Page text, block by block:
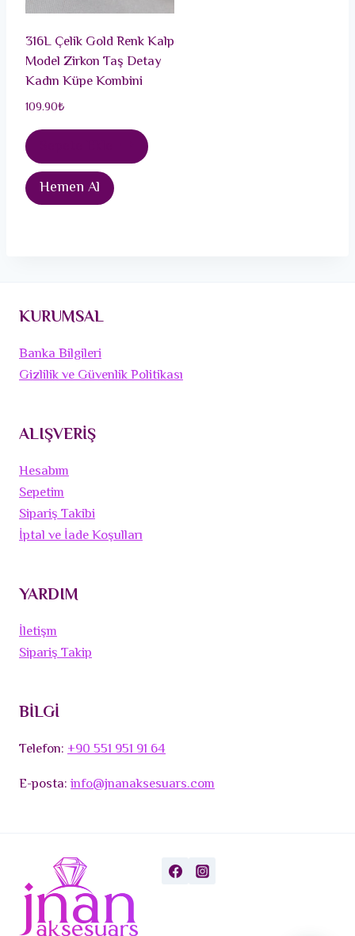
316L Çelik Gold Renk Kalp
Model Zirkon Taş Detay
Kadın Küpe Kombini
109.90₺
Hemen Al
KURUMSAL
Banka Bilgileri
Gizlilik ve Güvenlik Politikası
ALIŞVERİŞ
Hesabım
Sepetim
Sipariş Takibi
İptal ve İade Koşulları
YARDIM
İletişm
Sipariş Takip
BİLGİ
Telefon:+90 551 951 91 64
E-posta:info@jnanaksesuars.com